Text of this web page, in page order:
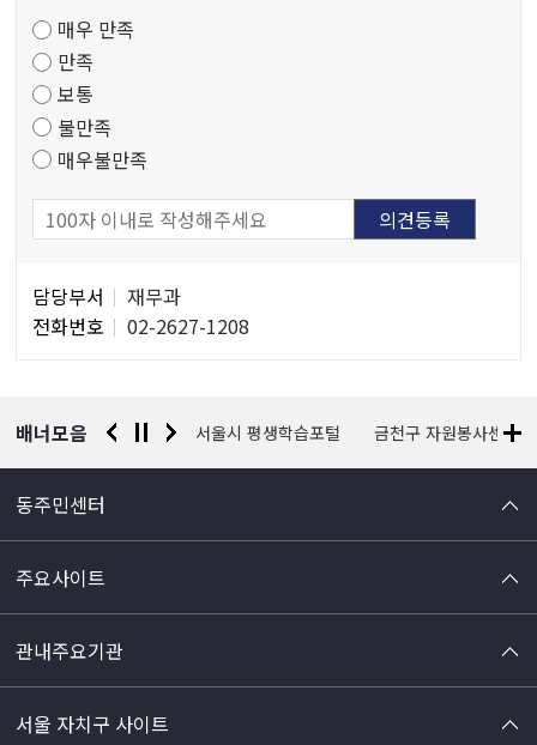
도
조
사
매우 만족
만족
보통
불만족
매우불만족
당
자
담당부서
재무과
전화번호
02-2627-1208
배너모음
찰청 유실물 통합포털 서울시 평생학습포털 금천구 자원봉사센터
동주민센터
주요사이트
관내주요기관
서울 자치구 사이트